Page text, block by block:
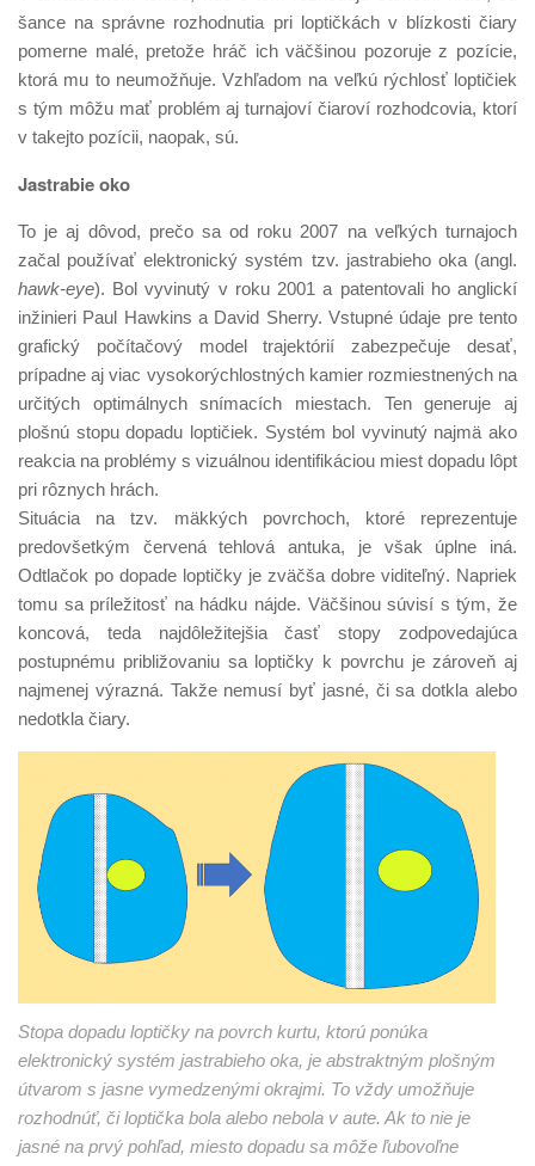
šance na správne rozhodnutia pri loptičkách v blízkosti čiary
pomerne malé, pretože hráč ich väčšinou pozoruje z pozície,
ktorá mu to neumožňuje. Vzhľadom na veľkú rýchlosť loptičiek
s tým môžu mať problém aj turnajoví čiaroví rozhodcovia, ktorí
v takejto pozícii, naopak, sú.
Jastrabie oko
To je aj dôvod, prečo sa od roku 2007 na veľkých turnajoch
začal používať elektronický systém tzv. jastrabieho oka (angl.
hawk-eye). Bol vyvinutý v roku 2001 a patentovali ho anglickí
inžinieri Paul Hawkins a David Sherry. Vstupné údaje pre tento
grafický počítačový model trajektórií zabezpečuje desať,
prípadne aj viac vysokorýchlostných kamier rozmiestnených na
určitých optimálnych snímacích miestach. Ten generuje aj
plošnú stopu dopadu loptičiek. Systém bol vyvinutý najmä ako
reakcia na problémy s vizuálnou identifikáciou miest dopadu lôpt
pri rôznych hrách.
Situácia na tzv. mäkkých povrchoch, ktoré reprezentuje
predovšetkým červená tehlová antuka, je však úplne iná.
Odtlačok po dopade loptičky je zväčša dobre viditeľný. Napriek
tomu sa príležitosť na hádku nájde. Väčšinou súvisí s tým, že
koncová, teda najdôležitejšia časť stopy zodpovedajúca
postupnému približovaniu sa loptičky k povrchu je zároveň aj
najmenej výrazná. Takže nemusí byť jasné, či sa dotkla alebo
nedotkla čiary.
Stopa dopadu loptičky na povrch kurtu, ktorú ponúka
elektronický systém jastrabieho oka, je abstraktným plošným
útvarom s jasne vymedzenými okrajmi. To vždy umožňuje
rozhodnúť, či loptička bola alebo nebola v aute. Ak to nie je
jasné na prvý pohľad, miesto dopadu sa môže ľubovoľne